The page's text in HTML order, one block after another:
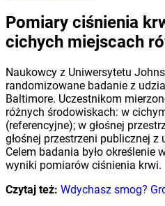
Pomiary ciśnienia
cichych miejscach
Naukowcy z Uniwersytetu
randomizowane badanie z
Baltimore. Uczestnikom
różnych środowiskach: w
(referencyjne); w głośnej
głośnej przestrzeni publicznej
Celem badania było określenie
wyniki pomiarów ciśnienia krwi.
Czytaj też: Wdychasz smog?